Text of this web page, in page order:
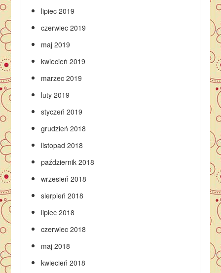
lipiec 2019
czerwiec 2019
maj 2019
kwiecień 2019
marzec 2019
luty 2019
styczeń 2019
grudzień 2018
listopad 2018
październik 2018
wrzesień 2018
sierpień 2018
lipiec 2018
czerwiec 2018
maj 2018
kwiecień 2018